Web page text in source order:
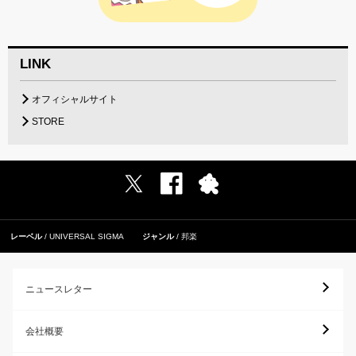
LINK
オフィシャルサイト
STORE
レーベル UNIVERSAL SIGMA ジャンル 邦楽
ニュースレター
会社概要